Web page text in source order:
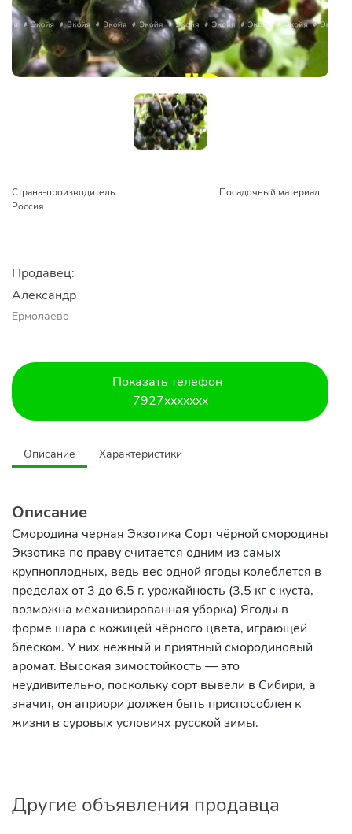
Страна-производитель:
Россия
Посадочный материал:
Продавец:
Александр
Ермолаево
Показать телефон
7927xxxxxxx
Описание Характеристики
Описание
Смородина черная Экзотика Сорт чёрной смородины
Экзотика по праву считается одним из самых
крупноплодных, ведь вес одной ягоды колеблется в
пределах от 3 до 6,5 г. урожайность (3,5 кг с куста,
возможна механизированная уборка) Ягоды в
форме шара с кожицей чёрного цвета, играющей
блеском. У них нежный и приятный смородиновый
аромат. Высокая зимостойкость — это
неудивительно, поскольку сорт вывели в Сибири, а
значит, он априори должен быть приспособлен к
жизни в суровых условиях русской зимы.
Другие объявления продавца